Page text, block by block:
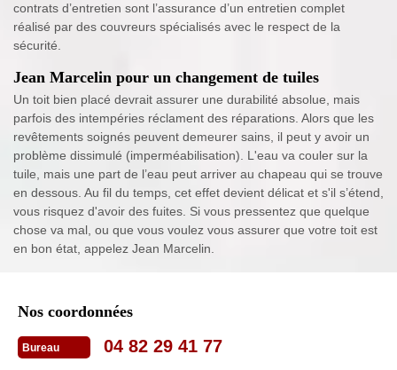
contrats d’entretien sont l’assurance d’un entretien complet
réalisé par des couvreurs spécialisés avec le respect de la
sécurité.
Jean Marcelin pour un changement de tuiles
Un toit bien placé devrait assurer une durabilité absolue, mais
parfois des intempéries réclament des réparations. Alors que les
revêtements soignés peuvent demeurer sains, il peut y avoir un
problème dissimulé (imperméabilisation). L'eau va couler sur la
tuile, mais une part de l’eau peut arriver au chapeau qui se trouve
en dessous. Au fil du temps, cet effet devient délicat et s'il s’étend,
vous risquez d'avoir des fuites. Si vous pressentez que quelque
chose va mal, ou que vous voulez vous assurer que votre toit est
en bon état, appelez Jean Marcelin.
Nos coordonnées
Bureau 04 82 29 41 77